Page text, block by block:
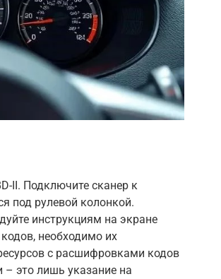
II. Подключите сканер к
под рулевой колонкой.
инструкциям на экране
необходимо их
с расшифровками кодов
это лишь указание на